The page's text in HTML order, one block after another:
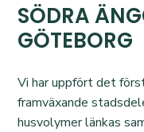
SÖDRA
GÖTEBORG
Vi har uppfört det
framväxande
husvolymer länkas